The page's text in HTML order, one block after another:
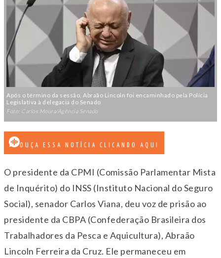
Após o término da sessão, Abraão Lincoln foi encaminhado pela Polícia
Legislativa à delegacia do Senado
Foto: Carlos Moura/Agência Senado
OUÇA ESSA NOTÍCIA CLICANDO AQUI
O presidente da CPMI (Comissão Parlamentar Mista
de Inquérito) do INSS (Instituto Nacional do Seguro
Social), senador Carlos Viana, deu voz de prisão ao
presidente da CBPA (Confederação Brasileira dos
Trabalhadores da Pesca e Aquicultura), Abraão
Lincoln Ferreira da Cruz. Ele permaneceu em